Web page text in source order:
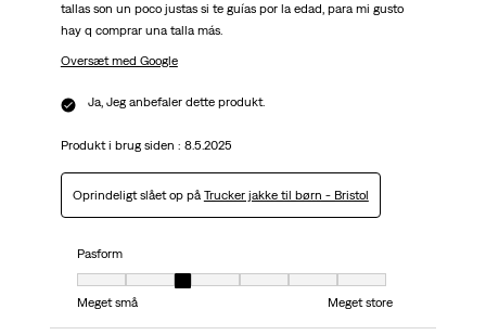
tallas son un poco justas si te guías por la edad, para mi gusto
hay q comprar una talla más.
Oversæt med Google
Ja, Jeg anbefaler dette produkt.
Produkt i brug siden : 8.5.2025
Oprindeligt slået op på Trucker jakke til børn - Bristol
Pasform
Pasform, 3 ud af 7, hvor 1 er lig med Meget små og 7 er lig med Meget
Meget små
Meget store